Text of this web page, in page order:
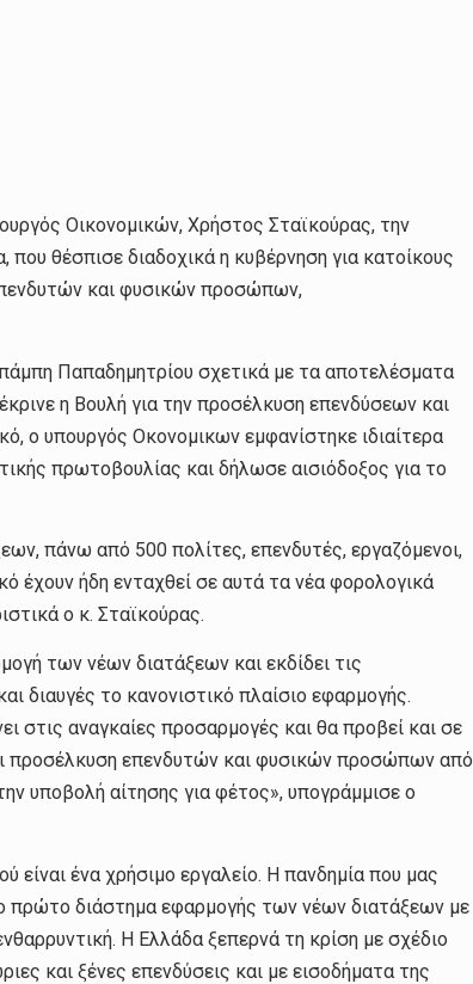
Οικονομικών, Χρήστος Σταϊκούρας, την
θέσπισε διαδοχικά η κυβέρνηση για κατοίκους
και φυσικών προσώπων,
Παπαδημητρίου σχετικά με τα αποτελέσματα
η Βουλή για την προσέλκυση επενδύσεων και
ο υπουργός Οκονομικων εμφανίστηκε ιδιαίτερα
πρωτοβουλίας και δήλωσε αισιόδοξος για το
πάνω από 500 πολίτες, επενδυτές, εργαζόμενοι,
έχουν ήδη ενταχθεί σε αυτά τα νέα φορολογικά
ο κ. Σταϊκούρας.
των νέων διατάξεων και εκδίδει τις
διαυγές το κανονιστικό πλαίσιο εφαρμογής.
στις αναγκαίες προσαρμογές και θα προβεί και σε
προσέλκυση επενδυτών και φυσικών προσώπων από
υποβολή αίτησης για φέτος», υπογράμμισε ο
είναι ένα χρήσιμο εργαλείο. Η πανδημία που μας
πρώτο διάστημα εφαρμογής των νέων διατάξεων με
Η Ελλάδα ξεπερνά τη κρίση με σχέδιο
και ξένες επενδύσεις και με εισοδήματα της